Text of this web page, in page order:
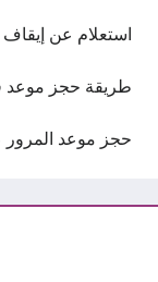
استعلام عن
طريقة حجز موعد
حجز موعد المرور